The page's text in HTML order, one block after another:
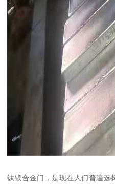
钛镁合金门，是现在人们普遍选